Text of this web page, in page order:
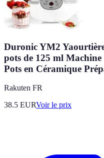
Duronic YM2
pots de 125 ml
Pots en Céramique
Rakuten FR
38.5 EURVoir le prix